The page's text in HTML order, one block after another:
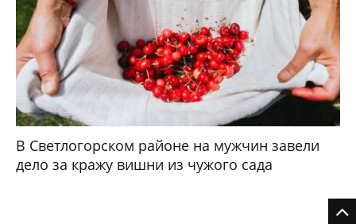
В Светлогорском районе на мужчин завели
дело за кражу вишни из чужого сада